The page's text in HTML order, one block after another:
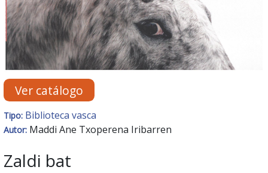
Ver catálogo
Tipo: Biblioteca vasca
Autor: Maddi Ane Txoperena Iribarren
Zaldi bat